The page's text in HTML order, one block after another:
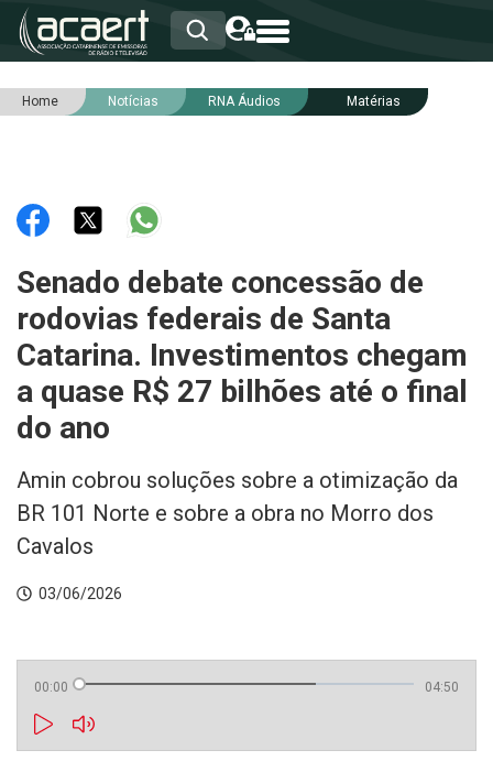
HOME
RNA
NOTÍCIAS
SERVIÇOS
INTEGRIDADE
Home Notícias RNA Áudios Matérias
Senado debate concessão de
rodovias federais de Santa
Catarina. Investimentos chegam
a quase R$ 27 bilhões até o final
do ano
Amin cobrou soluções sobre a otimização da
BR 101 Norte e sobre a obra no Morro dos
Cavalos
03/06/2026
00:00 04:50